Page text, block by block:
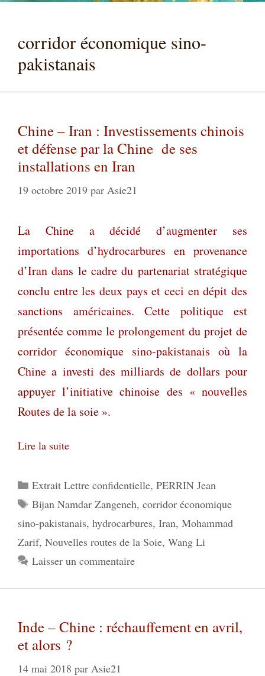
corridor économique sino-
pakistanais
Chine – Iran : Investissements chinois
et défense par la Chine de ses
installations en Iran
19 octobre 2019 par Asie21
La Chine a décidé d’augmenter ses
importations d’hydrocarbures en provenance
d’Iran dans le cadre du partenariat stratégique
conclu entre les deux pays et ceci en dépit des
sanctions américaines. Cette politique est
présentée comme le prolongement du projet de
corridor économique sino-pakistanais où la
Chine a investi des milliards de dollars pour
appuyer l’initiative chinoise des « nouvelles
Routes de la soie ».
Lire la suite
Catégories
Extrait Lettre confidentielle, PERRIN Jean
Étiquettes
Bijan Namdar Zangeneh, corridor économique
sino-pakistanais, hydrocarbures, Iran, Mohammad
Zarif, Nouvelles routes de la Soie, Wang Li
Laisser un commentaire
Inde – Chine : réchauffement en avril,
et alors ?
14 mai 2018 par Asie21